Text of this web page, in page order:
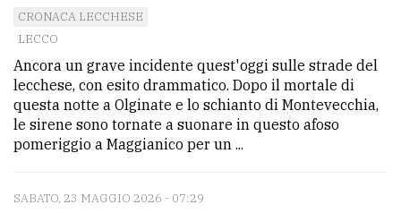
ALTRE
TESTATE
CRONACA LECCHESE
LECCO
Ancora un grave incidente quest'oggi sulle strade del
lecchese, con esito drammatico. Dopo il mortale di
questa notte a Olginate e lo schianto di Montevecchia,
le sirene sono tornate a suonare in questo afoso
pomeriggio a Maggianico per un ...
SABATO, 23 MAGGIO 2026 - 07:29